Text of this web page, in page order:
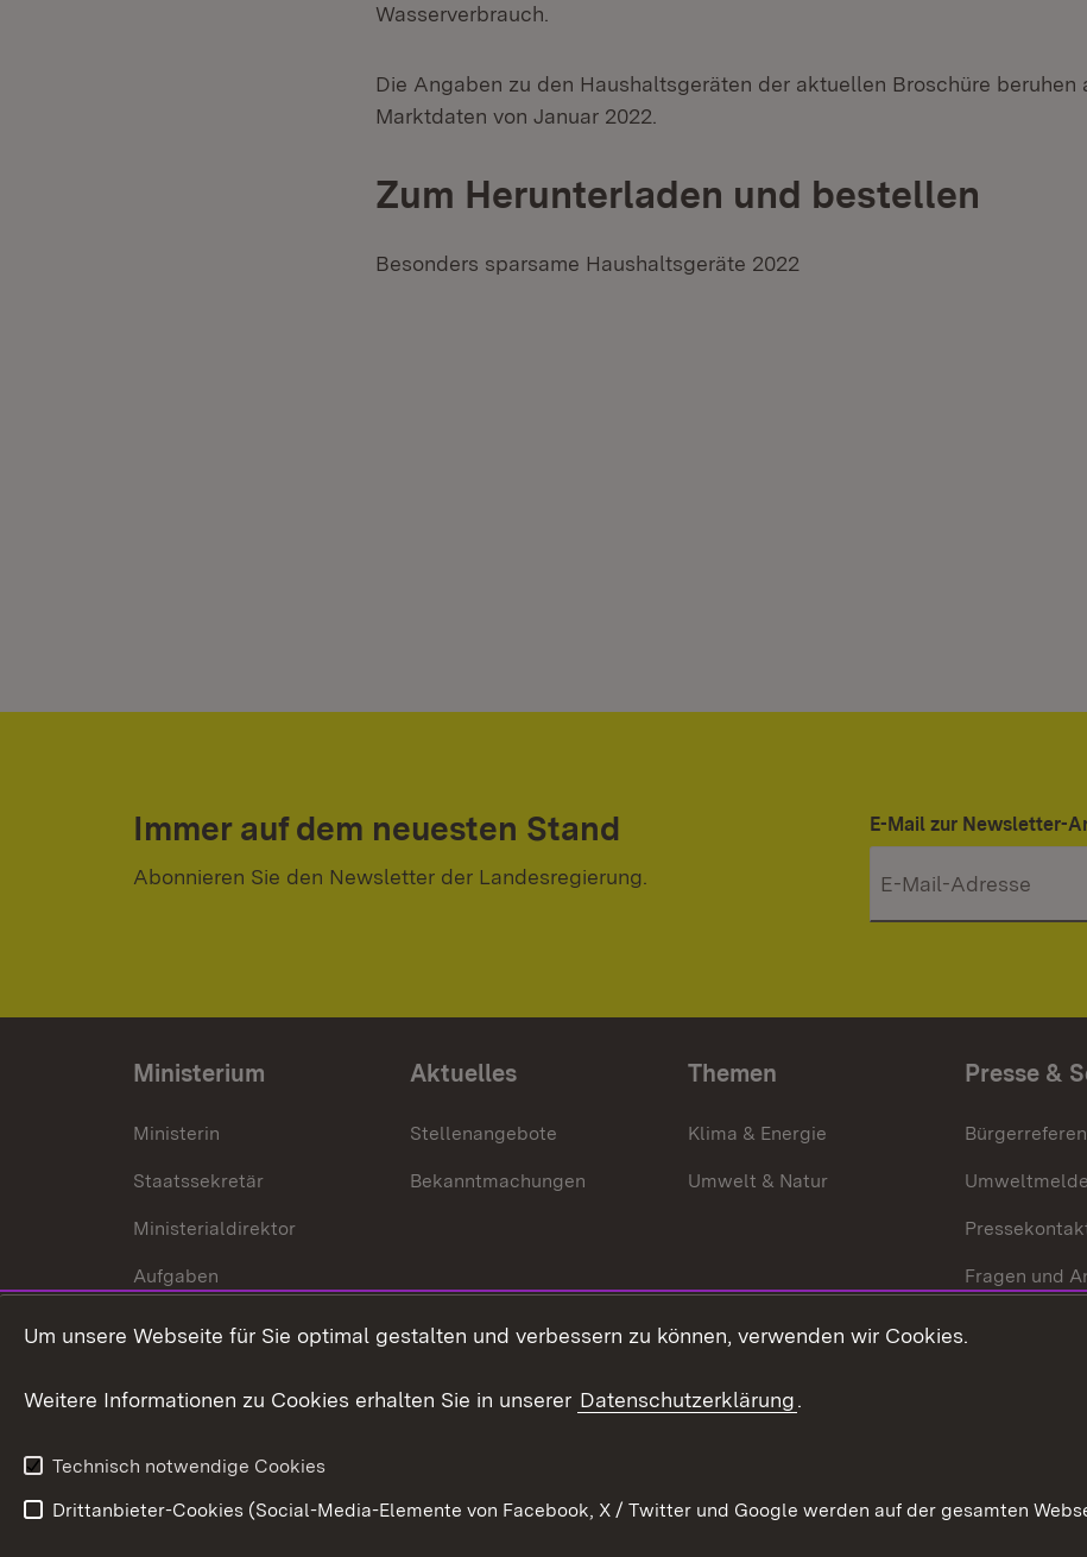
Wasserverbrauch.
Die Angaben zu den Haushaltsgeräten der aktuellen Broschüre beruhen
Marktdaten von Januar 2022.
Zum Herunterladen und bestellen
Besonders sparsame Haushaltsgeräte 2022
Immer auf dem neuesten Stand
Abonnieren Sie den Newsletter der Landesregierung.
E-Mail zur Newsletter-
Ministerium
Ministerin
Staatssekretär
Ministerialdirektor
Aufgaben
Internationale
Aktuelles
Stellenangebote
Bekanntmachungen
Themen
Klima & Energie
Umwelt & Natur
Presse &
Fragen und
Um unsere Webseite für Sie optimal gestalten und verbessern zu können, verwenden wir Cookies.
Weitere Informationen zu Cookies erhalten Sie in unserer Datenschutzerklärung.
Technisch notwendige Cookies
Drittanbieter-Cookies (Social-Media-Elemente von Facebook, X / Twitter und Google werden auf der gesamten